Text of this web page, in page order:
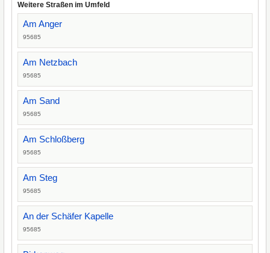
Weitere Straßen im Umfeld
Am Anger
95685
Am Netzbach
95685
Am Sand
95685
Am Schloßberg
95685
Am Steg
95685
An der Schäfer Kapelle
95685